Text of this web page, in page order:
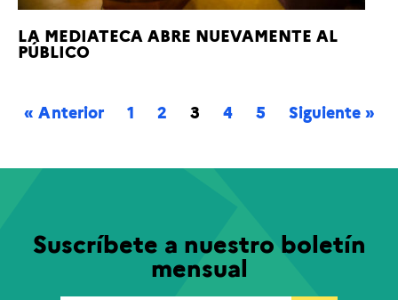
LA MEDIATECA ABRE NUEVAMENTE AL
PÚBLICO
« Anterior 1 2 3 4 5 Siguiente »
Suscríbete a nuestro boletín
mensual